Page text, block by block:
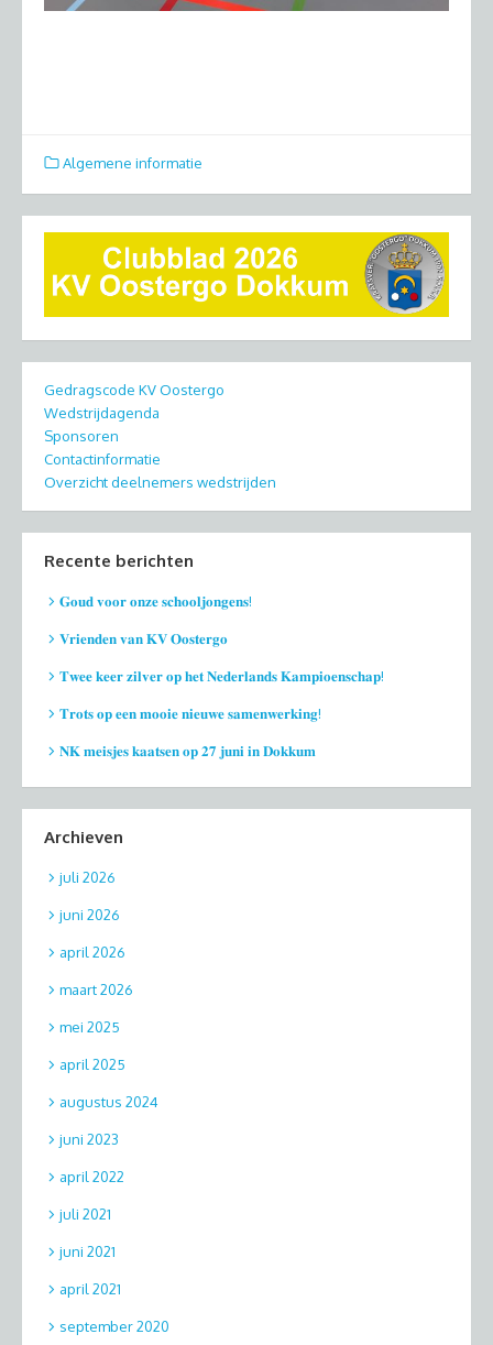
Algemene informatie
Gedragscode KV Oostergo
Wedstrijdagenda
Sponsoren
Contactinformatie
Overzicht deelnemers wedstrijden
Recente berichten
𝐆𝐨𝐮𝐝 𝐯𝐨𝐨𝐫 𝐨𝐧𝐳𝐞 𝐬𝐜𝐡𝐨𝐨𝐥𝐣𝐨𝐧𝐠𝐞𝐧𝐬!
𝐕𝐫𝐢𝐞𝐧𝐝𝐞𝐧 𝐯𝐚𝐧 𝐊𝐕 𝐎𝐨𝐬𝐭𝐞𝐫𝐠𝐨
𝐓𝐰𝐞𝐞 𝐤𝐞𝐞𝐫 𝐳𝐢𝐥𝐯𝐞𝐫 𝐨𝐩 𝐡𝐞𝐭 𝐍𝐞𝐝𝐞𝐫𝐥𝐚𝐧𝐝𝐬 𝐊𝐚𝐦𝐩𝐢𝐨𝐞𝐧𝐬𝐜𝐡𝐚𝐩!
𝐓𝐫𝐨𝐭𝐬 𝐨𝐩 𝐞𝐞𝐧 𝐦𝐨𝐨𝐢𝐞 𝐧𝐢𝐞𝐮𝐰𝐞 𝐬𝐚𝐦𝐞𝐧𝐰𝐞𝐫𝐤𝐢𝐧𝐠!
𝐍𝐊 𝐦𝐞𝐢𝐬𝐣𝐞𝐬 𝐤𝐚𝐚𝐭𝐬𝐞𝐧 𝐨𝐩 𝟐𝟕 𝐣𝐮𝐧𝐢 𝐢𝐧 𝐃𝐨𝐤𝐤𝐮𝐦
Archieven
juli 2026
juni 2026
april 2026
maart 2026
mei 2025
april 2025
augustus 2024
juni 2023
april 2022
juli 2021
juni 2021
april 2021
september 2020